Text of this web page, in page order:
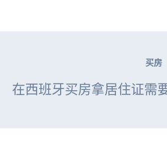
买房
在西班牙买房拿居住证需